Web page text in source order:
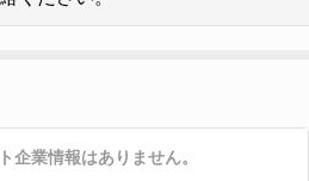
企業情報はありません。